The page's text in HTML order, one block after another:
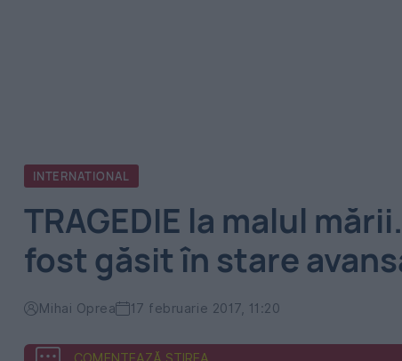
INTERNATIONAL
TRAGEDIE la malul
fost găsit în stare
Mihai Oprea 17 februarie 2017, 11:20
COMENTEAZĂ ȘTIREA